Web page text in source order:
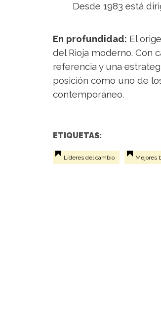
Desde 1983 está
En profundidad: El
del Rioja moderno. Con
referencia y una
posición como uno de
contemporáneo.
ETIQUETAS:
Líderes del cambio Mejores